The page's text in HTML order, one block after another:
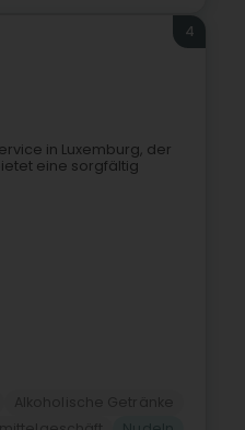
4
in Luxemburg, der
eine sorgfältig